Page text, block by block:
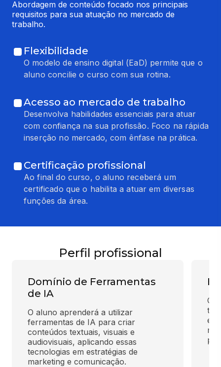
Abordagem de conteúdo focado nos principais
requisitos para sua atuação no mercado de
trabalho.
Flexibilidade
O modelo de ensino digital (EaD) permite que o
aluno concilie o curso com sua rotina.
Acesso ao mercado de trabalho
Desenvolva habilidades essenciais para atuar
com confiança na sua profissão. Foco na rápida
inserção no mercado, com ênfase na prática.
Certificação profissional
Ao final do curso, o aluno receberá um
certificado que o habilita a atuar em diversas
funções da área.
Perfil profissional
Domínio de Ferramentas
de IA
O aluno aprenderá a utilizar
ferramentas de IA para criar
conteúdos textuais, visuais e
audiovisuais, aplicando essas
tecnologias em estratégias de
marketing e comunicação.